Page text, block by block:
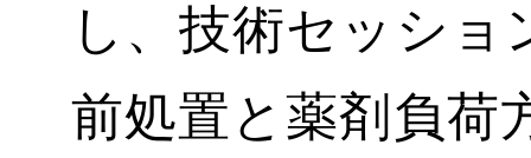
し、技術セッショ
前処置と薬剤負荷